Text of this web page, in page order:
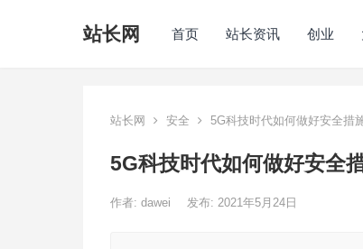
站长网 首页 站长资讯 创业
站长网 安全 5G科技时代如何做好安全措
5G科技时代如何做好安全
作者: dawei 发布: 2021年5月24日